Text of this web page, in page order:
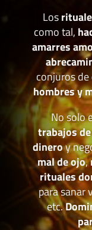
Los
como tal,
amarres
conjuros de
hombres y
No solo
trabajos
dineroy
mal de ojo,
rituales
para sanar
etc.